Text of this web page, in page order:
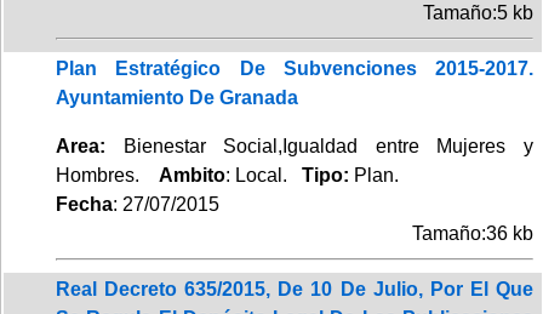
Tamaño:5 kb
Plan Estratégico De Subvenciones 2015-2017.
Ayuntamiento De Granada
Area: Bienestar Social,Igualdad entre Mujeres y
Hombres. Ambito: Local. Tipo: Plan.
Fecha: 27/07/2015
Tamaño:36 kb
Real Decreto 635/2015, De 10 De Julio, Por El Que